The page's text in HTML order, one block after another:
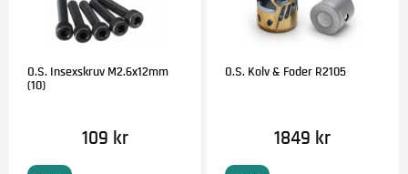
O.S. Insexskruv M2.6x12mm
(10)
109 kr
O.S. Kolv & Foder R2105
1849 kr